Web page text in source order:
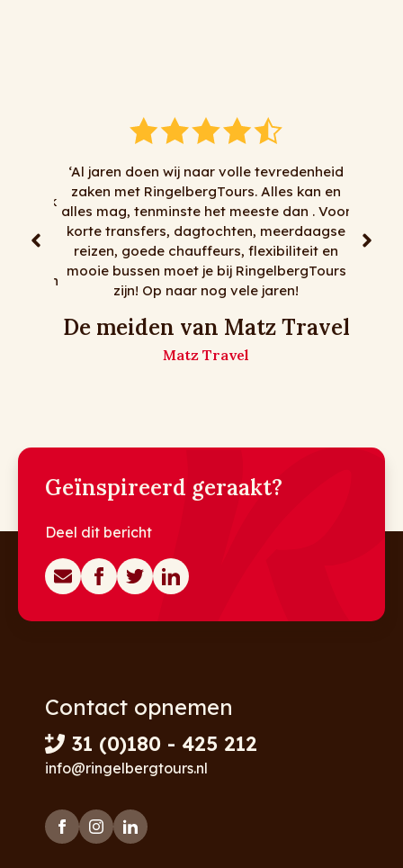
‘Al jaren doen wij naar volle tevredenheid
zaken met RingelbergTours. Alles kan en
alles mag, tenminste het meeste dan . Voor
korte transfers, dagtochten, meerdaagse
reizen, goede chauffeurs, flexibiliteit en
mooie bussen moet je bij RingelbergTours
zijn! Op naar nog vele jaren!
De meiden van Matz Travel
Matz Travel
Geïnspireerd geraakt?
Deel dit bericht
Contact opnemen
31 (0)180 - 425 212
info@ringelbergtours.nl